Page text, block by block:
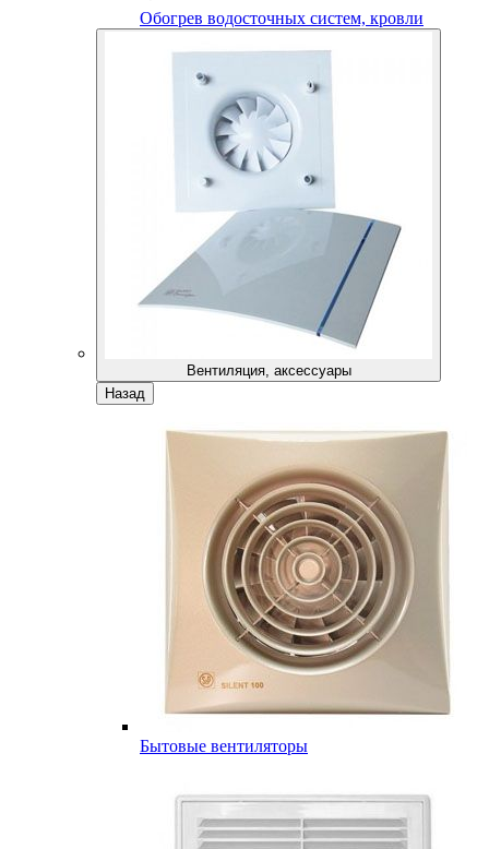
Обогрев водосточных систем, кровли
Вентиляция, аксессуары
Назад
Бытовые вентиляторы